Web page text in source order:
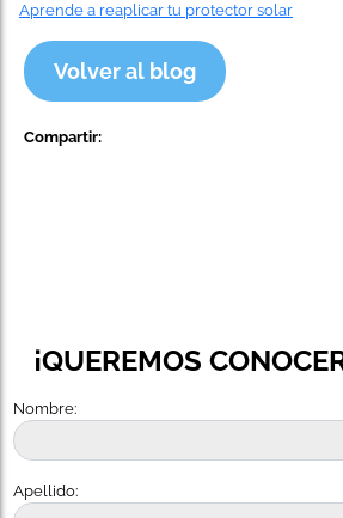
Aprende a reaplicar tu protector solar
Compartir:
Volver al blog
¡QUEREMOS
Nombre:
Apellido: